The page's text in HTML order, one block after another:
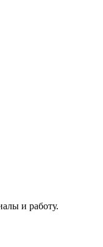
и работу.